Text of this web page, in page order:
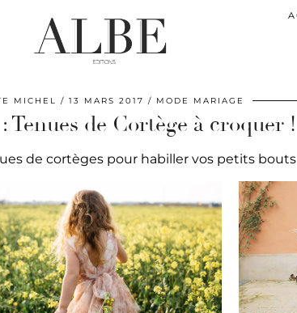
MICHEL 13 MARS 2017 MODE MARIAGE
Tenues de Cortège à croquer !
de cortèges pour habiller vos petits